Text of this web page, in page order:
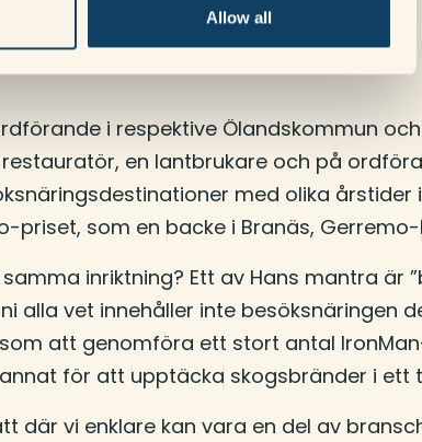
Allow all
i respektive Ölandskommun
en lantbrukare och på
med olika årstider
som en backe i Branäs,
inriktning? Ett av Hans mantra är
alla vet innehåller inte besöksnäringen
att genomföra ett stort antal
för att upptäcka skogsbränder i ett
där vi enklare kan vara en del av